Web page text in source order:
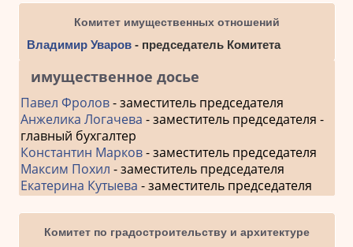
Комитет имущественных отношений
Владимир Уваров- председатель Комитета
имущественное досье
Павел Фролов- заместитель председателя
Анжелика Логачева - заместитель председателя -
главный бухгалтер
Константин Марков- заместитель председателя
Максим Похил - заместитель председателя
Екатерина Кутыева - заместитель председателя
Комитет по градостроительству и архитектуре